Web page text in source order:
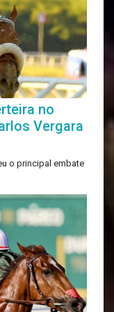
no
Vergara
o principal embate